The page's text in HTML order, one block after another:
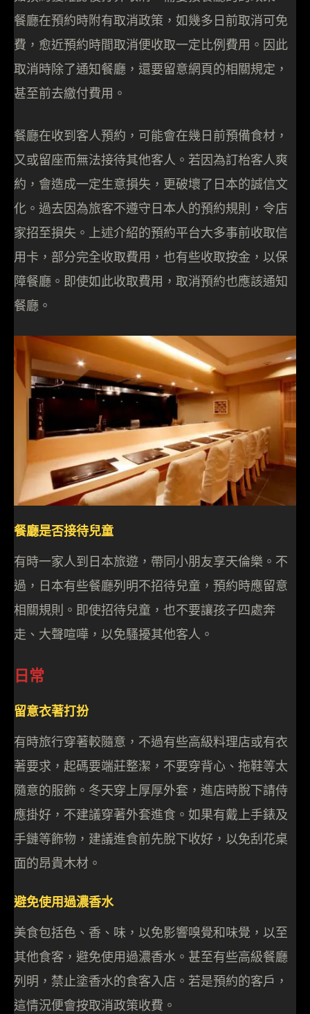
餐廳在預約時附有取消政策，如幾多日前取消可免
費，愈近預約時間取消便收取一定比例費用。因此
取消時除了通知餐廳，還要留意網頁的相關規定，
甚至前去繳付費用。
餐廳在收到客人預約，可能會在幾日前預備食材，
又或留座而無法接待其他客人。若因為訂枱客人爽
約，會造成一定生意損失，更破壞了日本的誠信文
化。過去因為旅客不遵守日本人的預約規則，令店
家招至損失。上述介紹的預約平台大多事前收取信
用卡，部分完全收取費用，也有些收取按金，以保
障餐廳。即使如此收取費用，取消預約也應該通知
餐廳。
餐廳是否接待兒童
有時一家人到日本旅遊，帶同小朋友享天倫樂。不
過，日本有些餐廳列明不招待兒童，預約時應留意
相關規則。即使招待兒童，也不要讓孩子四處奔
走、大聲喧嘩，以免騷擾其他客人。
日常
留意衣著打扮
有時旅行穿著較隨意，不過有些高級料理店或有衣
著要求，起碼要端莊整潔，不要穿背心、拖鞋等太
隨意的服飾。冬天穿上厚厚外套，進店時脫下請侍
應掛好，不建議穿著外套進食。如果有戴上手錶及
手鏈等飾物，建議進食前先脫下收好，以免刮花桌
面的昂貴木材。
避免使用過濃香水
美食包括色、香、味，以免影響嗅覺和味覺，以至
其他食客，避免使用過濃香水。甚至有些高級餐廳
列明，禁止塗香水的食客入店。若是預約的客戶，
這情況便會按取消政策收費。